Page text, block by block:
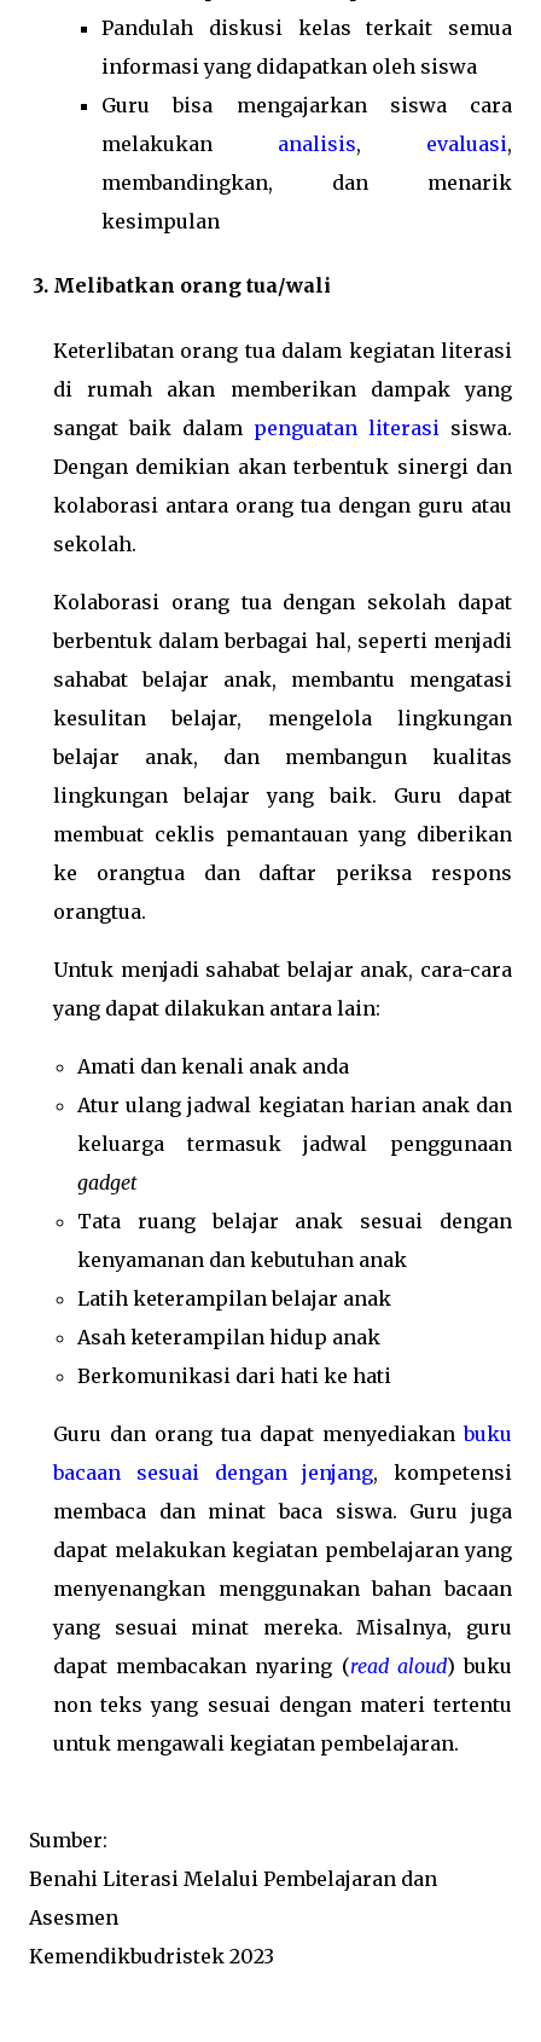
Pandulah diskusi kelas terkait semua
informasi yang didapatkan oleh siswa
Guru bisa mengajarkan siswa cara
melakukan analisis, evaluasi,
membandingkan, dan menarik
kesimpulan
Melibatkan orang tua/wali
Keterlibatan orang tua dalam kegiatan literasi
di rumah akan memberikan dampak yang
sangat baik dalam penguatan literasi siswa.
Dengan demikian akan terbentuk sinergi dan
kolaborasi antara orang tua dengan guru atau
sekolah.
Kolaborasi orang tua dengan sekolah dapat
berbentuk dalam berbagai hal, seperti menjadi
sahabat belajar anak, membantu mengatasi
kesulitan belajar, mengelola lingkungan
belajar anak, dan membangun kualitas
lingkungan belajar yang baik. Guru dapat
membuat ceklis pemantauan yang diberikan
ke orangtua dan daftar periksa respons
orangtua.
Untuk menjadi sahabat belajar anak, cara-cara
yang dapat dilakukan antara lain:
Amati dan kenali anak anda
Atur ulang jadwal kegiatan harian anak dan
keluarga termasuk jadwal penggunaan
gadget
Tata ruang belajar anak sesuai dengan
kenyamanan dan kebutuhan anak
Latih keterampilan belajar anak
Asah keterampilan hidup anak
Berkomunikasi dari hati ke hati
Guru dan orang tua dapat menyediakanbuku
bacaan sesuai dengan jenjang, kompetensi
membaca dan minat baca siswa. Guru juga
dapat melakukan kegiatan pembelajaran yang
menyenangkan menggunakan bahan bacaan
yang sesuai minat mereka. Misalnya, guru
dapat membacakan nyaring (read aloud) buku
non teks yang sesuai dengan materi tertentu
untuk mengawali kegiatan pembelajaran.
Sumber:
Benahi Literasi Melalui Pembelajaran dan
Asesmen
Kemendikbudristek 2023